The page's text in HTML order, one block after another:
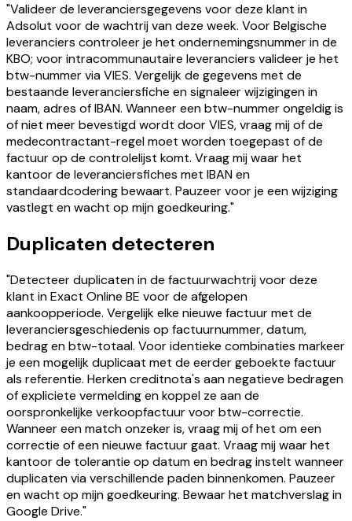
"Valideer de leveranciersgegevens voor deze klant in
Adsolut voor de wachtrij van deze week. Voor Belgische
leveranciers controleer je het ondernemingsnummer in de
KBO; voor intracommunautaire leveranciers valideer je het
btw-nummer via VIES. Vergelijk de gegevens met de
bestaande leveranciersfiche en signaleer wijzigingen in
naam, adres of IBAN. Wanneer een btw-nummer ongeldig is
of niet meer bevestigd wordt door VIES, vraag mij of de
medecontractant-regel moet worden toegepast of de
factuur op de controlelijst komt. Vraag mij waar het
kantoor de leveranciersfiches met IBAN en
standaardcodering bewaart. Pauzeer voor je een wijziging
vastlegt en wacht op mijn goedkeuring."
Duplicaten detecteren
"Detecteer duplicaten in de factuurwachtrij voor deze
klant in Exact Online BE voor de afgelopen
aankoopperiode. Vergelijk elke nieuwe factuur met de
leveranciersgeschiedenis op factuurnummer, datum,
bedrag en btw-totaal. Voor identieke combinaties markeer
je een mogelijk duplicaat met de eerder geboekte factuur
als referentie. Herken creditnota's aan negatieve bedragen
of expliciete vermelding en koppel ze aan de
oorspronkelijke verkoopfactuur voor btw-correctie.
Wanneer een match onzeker is, vraag mij of het om een
correctie of een nieuwe factuur gaat. Vraag mij waar het
kantoor de tolerantie op datum en bedrag instelt wanneer
duplicaten via verschillende paden binnenkomen. Pauzeer
en wacht op mijn goedkeuring. Bewaar het matchverslag in
Google Drive."